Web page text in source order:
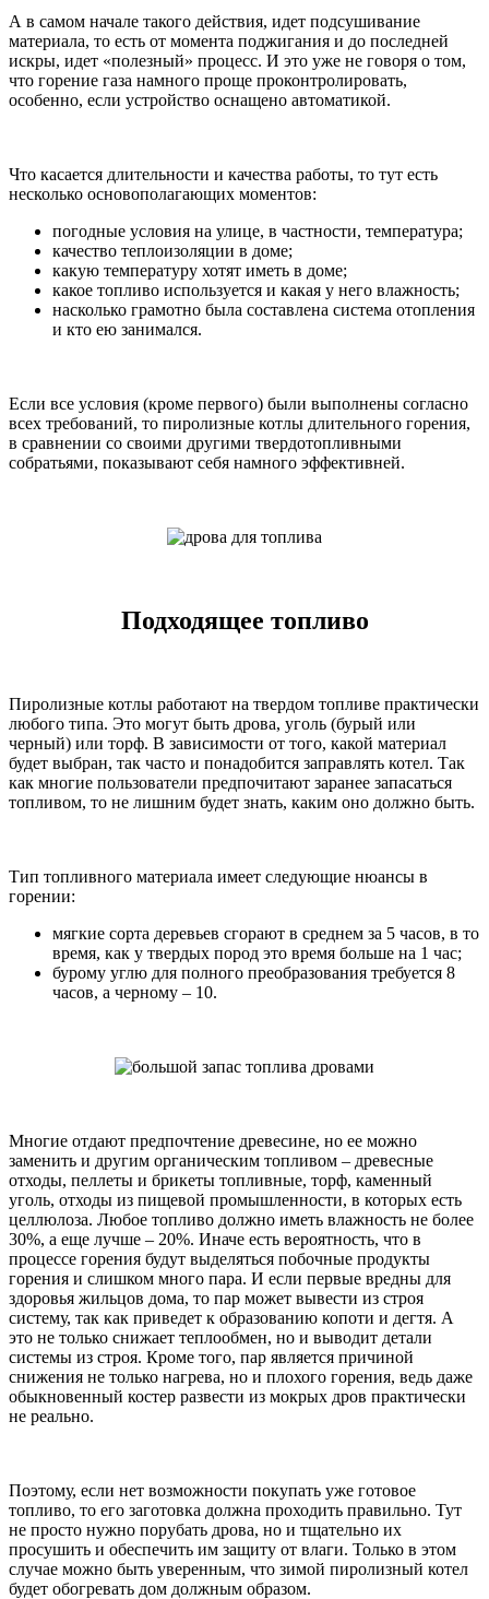
А в самом начале такого действия, идет подсушивание
материала, то есть от момента поджигания и до последней
искры, идет «полезный» процесс. И это уже не говоря о том,
что горение газа намного проще проконтролировать,
особенно, если устройство оснащено автоматикой.
Что касается длительности и качества работы, то тут есть
несколько основополагающих моментов:
погодные условия на улице, в частности, температура;
качество теплоизоляции в доме;
какую температуру хотят иметь в доме;
какое топливо используется и какая у него влажность;
насколько грамотно была составлена система отопления
и кто ею занимался.
Если все условия (кроме первого) были выполнены согласно
всех требований, то пиролизные котлы длительного горения,
в сравнении со своими другими твердотопливными
собратьями, показывают себя намного эффективней.
Подходящее топливо
Пиролизные котлы работают на твердом топливе практически
любого типа. Это могут быть дрова, уголь (бурый или
черный) или торф. В зависимости от того, какой материал
будет выбран, так часто и понадобится заправлять котел. Так
как многие пользователи предпочитают заранее запасаться
топливом, то не лишним будет знать, каким оно должно быть.
Тип топливного материала имеет следующие нюансы в
горении:
мягкие сорта деревьев сгорают в среднем за 5 часов, в то
время, как у твердых пород это время больше на 1 час;
бурому углю для полного преобразования требуется 8
часов, а черному – 10.
Многие отдают предпочтение древесине, но ее можно
заменить и другим органическим топливом – древесные
отходы, пеллеты и брикеты топливные, торф, каменный
уголь, отходы из пищевой промышленности, в которых есть
целлюлоза. Любое топливо должно иметь влажность не более
30%, а еще лучше – 20%. Иначе есть вероятность, что в
процессе горения будут выделяться побочные продукты
горения и слишком много пара. И если первые вредны для
здоровья жильцов дома, то пар может вывести из строя
систему, так как приведет к образованию копоти и дегтя. А
это не только снижает теплообмен, но и выводит детали
системы из строя. Кроме того, пар является причиной
снижения не только нагрева, но и плохого горения, ведь даже
обыкновенный костер развести из мокрых дров практически
не реально.
Поэтому, если нет возможности покупать уже готовое
топливо, то его заготовка должна проходить правильно. Тут
не просто нужно порубать дрова, но и тщательно их
просушить и обеспечить им защиту от влаги. Только в этом
случае можно быть уверенным, что зимой пиролизный котел
будет обогревать дом должным образом.